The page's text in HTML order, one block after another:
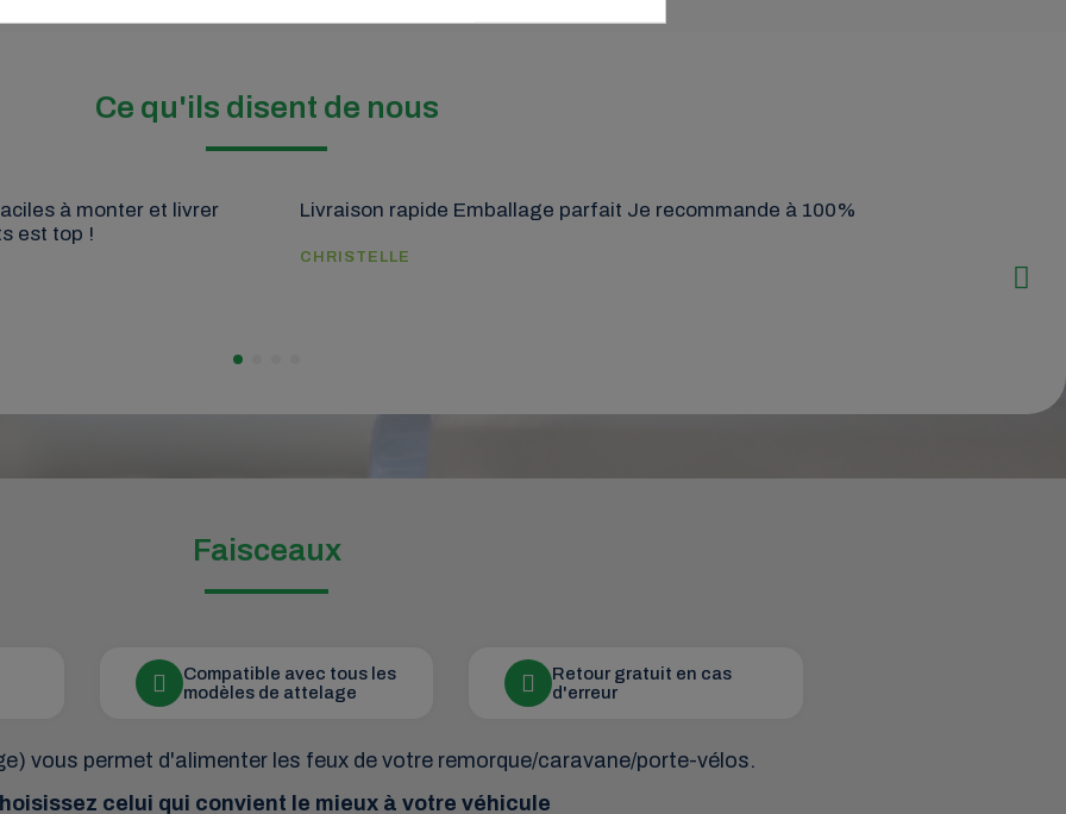
Ce qu'ils disent de nous
à monter et livrer
est top !
Livraison rapide Emballage parfait Je recommande à 100%
CHRISTELLE
Faisceaux
Compatible avec tous les
modèles de attelage
Retour gratuit en cas
d'erreur
vous permet d'alimenter les feux de votre remorque/caravane/porte-vélos.
celui qui convient le mieux à votre véhicule